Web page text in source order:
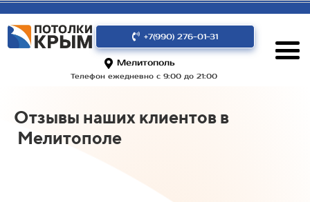
+7(990) 276-01-31
Мелитополь
Телефон ежедневно с 9:00 до 21:00
Отзывы наших клиентов в
Мелитополе